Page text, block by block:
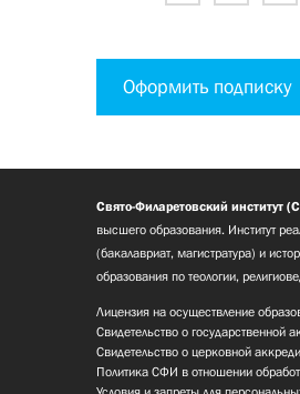
Оформить подписку
Свято-Филаретовский институт
высшего образования. Институт
(бакалавриат, магистратура) и
образования по теологии,
Лицензия на осуществление
Свидетельство о государственной
Свидетельство о церковной
Политика СФИ в отношении